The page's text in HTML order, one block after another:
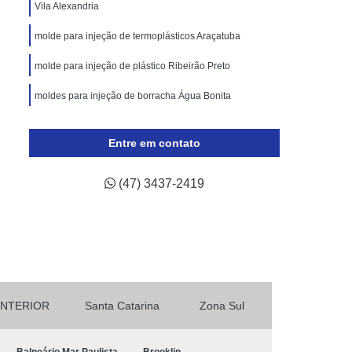
Molde de Injeção Plastica
Moldes para Injeção de Plásticos
de Moldes para Indústria Automotiva
Injeção de Termoplástico para Automóveis
Moldes para Peças Automotivas
de Moldes para Indústria de Automóveis
Vila Alexandria
molde para injeção de termoplásticos Araçatuba
molde para injeção de plástico Ribeirão Preto
moldes para injeção de borracha Água Bonita
Entre em contato
(47) 3437-2419
Santa Catarina Zona Sul